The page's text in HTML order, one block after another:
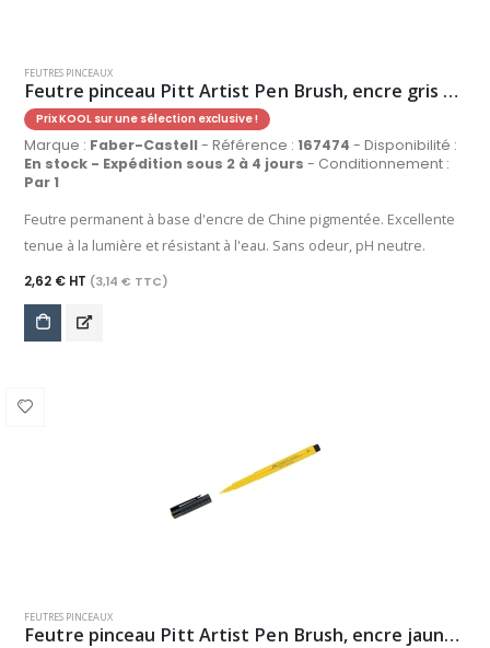
FEUTRES PINCEAUX
Feutre pinceau Pitt Artist Pen Brush, encre gris chaud V
Prix KOOL sur une sélection exclusive !
Marque : Faber-Castell- Référence : 167474 - Disponibilité :
En stock - Expédition sous 2 à 4 jours - Conditionnement :
Par 1
Feutre permanent à base d'encre de Chine pigmentée. Excellente
tenue à la lumière et résistant à l'eau. Sans odeur, pH neutre.
2,62 € HT (3,14 € TTC)
FEUTRES PINCEAUX
Feutre pinceau Pitt Artist Pen Brush, encre jaune de cadmium